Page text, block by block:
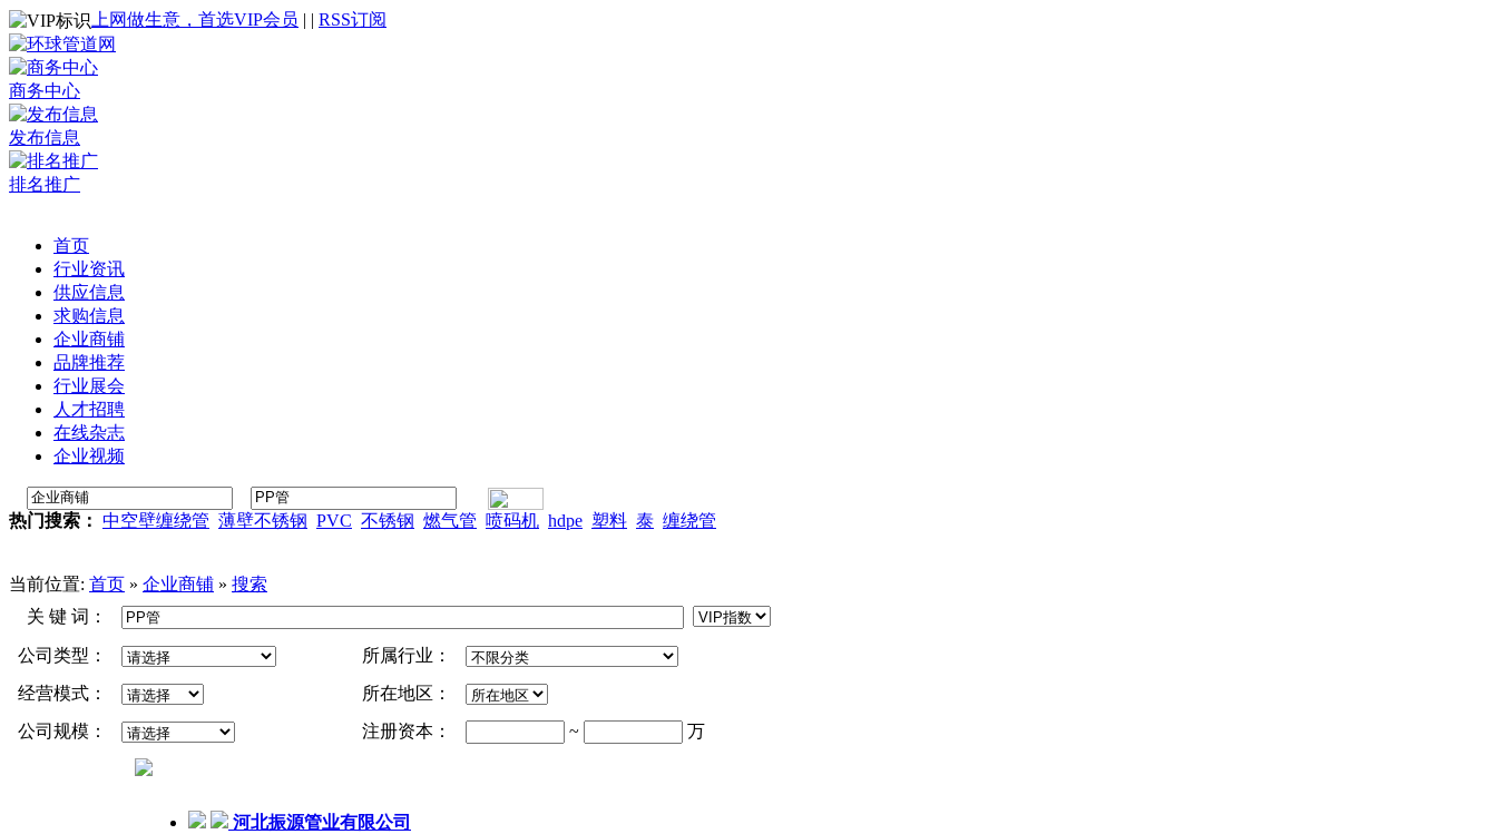
上网做生意，首选VIP会员 | | RSS订阅
商务中心
发布信息
排名推广
首页
行业资讯
供应信息
求购信息
企业商铺
品牌推荐
行业展会
人才招聘
在线杂志
企业视频
热门搜索： 中空壁缠绕管 薄壁不锈钢 PVC 不锈钢 燃气管 喷码机 hdpe 塑料 泰 缠绕管
当前位置: 首页 » 企业商铺 » 搜索
关 键 词：
公司类型：
所属行业：
经营模式：
所在地区：
公司规模：
注册资本： ~ 万
河北振源管业有限公司